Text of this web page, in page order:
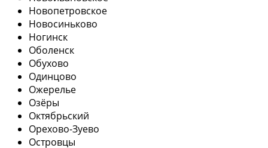
Новопетровское
Новосиньково
Ногинск
Оболенск
Обухово
Одинцово
Ожерелье
Озёры
Октябрьский
Орехово-Зуево
Островцы